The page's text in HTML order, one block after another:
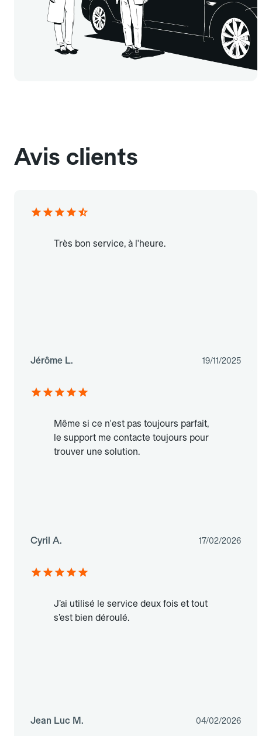
Avis clients
Très bon service, à l'heure.
Jérôme L. 19/11/2025
Même si ce n'est pas toujours parfait,
le support me contacte toujours pour
trouver une solution.
Cyril A. 17/02/2026
J’ai utilisé le service deux fois et tout
s’est bien déroulé.
Jean Luc M. 04/02/2026